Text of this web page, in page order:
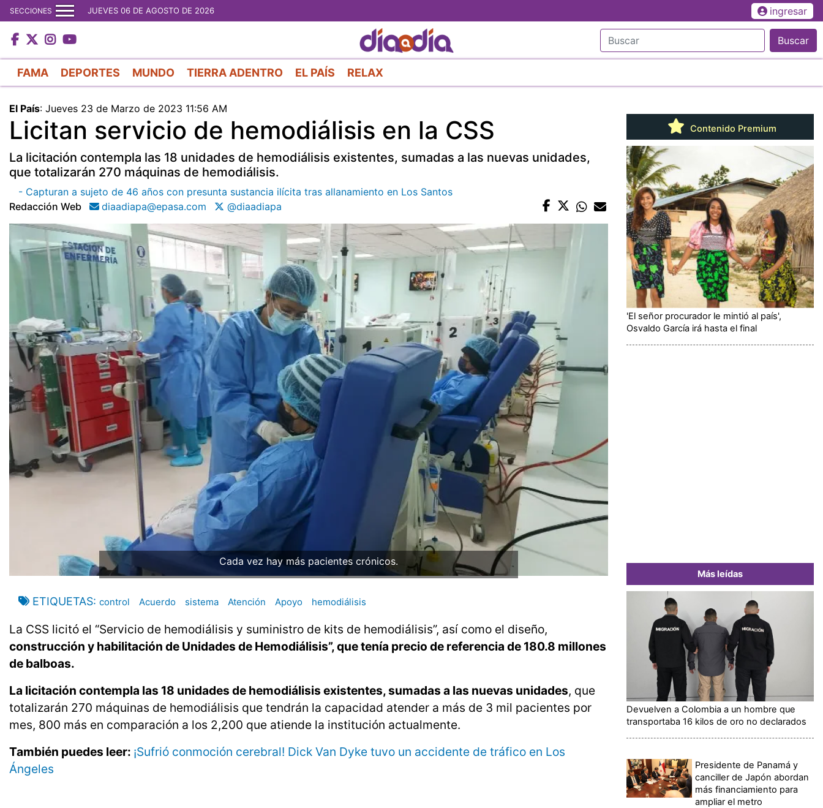
al
contenido
principal
SECCIONES JUEVES 06 DE AGOSTO DE 2026 ingresar
Buscar
FAMA DEPORTES MUNDO TIERRA ADENTRO EL PAÍS RELAX
El País: Jueves 23 de Marzo de 2023 11:56 AM
Licitan servicio de hemodiálisis en la CSS
La licitación contempla las 18 unidades de hemodiálisis existentes, sumadas a las nuevas unidades,
que totalizarán 270 máquinas de hemodiálisis.
- Capturan a sujeto de 46 años con presunta sustancia ilícita tras allanamiento en Los Santos
Redacción Web
diaadiapa@epasa.com @diaadiapa
Cada vez hay más pacientes crónicos.
ETIQUETAS control Acuerdo sistema Atención Apoyo hemodiálisis
La CSS licitó el “Servicio de hemodiálisis y suministro de kits de hemodiálisis”, así como el diseño,
construcción y habilitación de Unidades de Hemodiálisis”, que tenía precio de referencia de 180.8 millones
de balboas.
La licitación contempla las 18 unidades de hemodiálisis existentes, sumadas a las nuevas unidades, que
totalizarán 270 máquinas de hemodiálisis que tendrán la capacidad atender a más de 3 mil pacientes por
mes, 800 más en comparación a los 2,200 que atiende la institución actualmente.
También puedes leer: ¡Sufrió conmoción cerebral! Dick Van Dyke tuvo un accidente de tráfico en Los
Ángeles
Contenido Premium
'El señor procurador le mintió al país',
Osvaldo García irá hasta el final
Más leídas
Devuelven a Colombia a un hombre que
transportaba 16 kilos de oro no declarados
Presidente de Panamá y
canciller de Japón abordan
más financiamiento para
ampliar el metro